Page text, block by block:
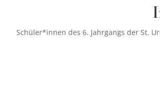
Schüler*innen des 6. Jahrgangs der St.